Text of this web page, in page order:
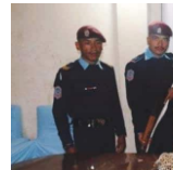
बिशेष
भिडियो
पत्रपत्रिका